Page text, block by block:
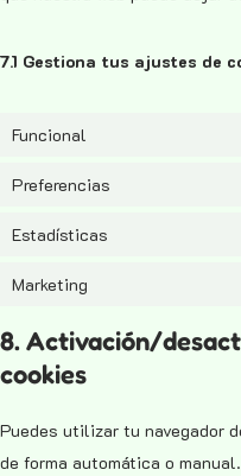
7.1 Gestiona tus ajustes de
Funcional
Preferencias
Estadísticas
Marketing
8. Activación/
cookies
Puedes utilizar tu navegador
de forma automática o